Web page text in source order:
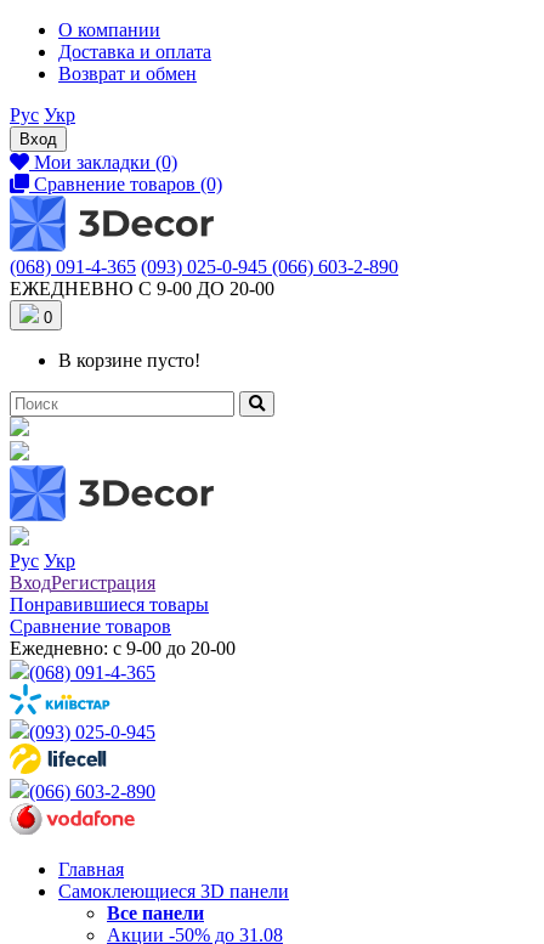
О компании
Доставка и оплата
Возврат и обмен
Рус Укр
Вход
Мои закладки (0)
Сравнение товаров (0)
(068) 091-4-365 (093) 025-0-945 (066) 603-2-890
ЕЖЕДНЕВНО С 9-00 ДО 20-00
0
В корзине пусто!
Рус Укр
ВходРегистрация
Понравившиеся товары
Сравнение товаров
Ежедневно: с 9-00 до 20-00
(068) 091-4-365
(093) 025-0-945
(066) 603-2-890
Главная
Самоклеющиеся 3D панели
Все панели
Акции -50% до 31.08